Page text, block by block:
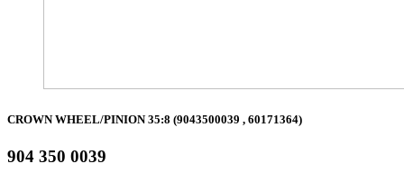
CROWN WHEEL/PINION 35:8 (9043500039 , 60171364)
904 350 0039